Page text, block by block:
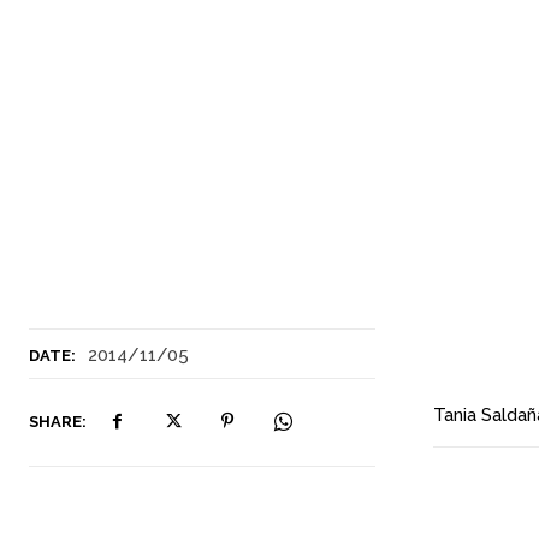
DATE: 2014/11/05
SHARE: Tania